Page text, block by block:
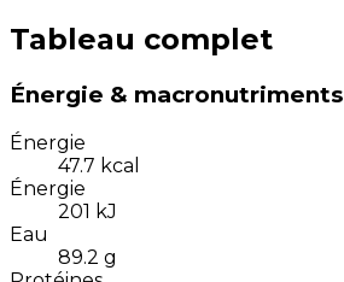
Tableau complet
Énergie & macronutriments
Énergie
47.7 kcal
Énergie
201 kJ
Eau
89.2 g